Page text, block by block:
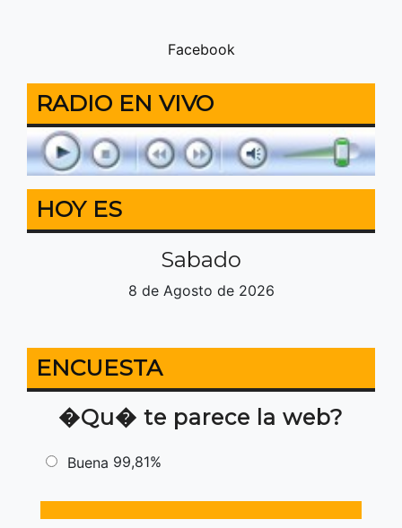
Facebook
RADIO EN VIVO
HOY ES
Sabado
8 de Agosto de 2026
ENCUESTA
�Qu� te parece la web?
Buena 99,81%